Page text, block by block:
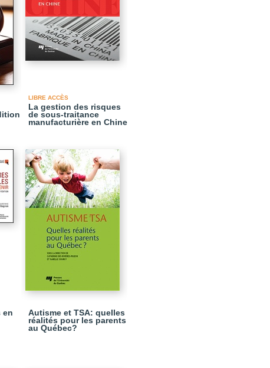
LIBRE ACCÈS
La gestion des risques
de sous-traitance
manufacturière en Chine
en
Autisme et TSA: quelles
réalités pour les parents
au Québec?